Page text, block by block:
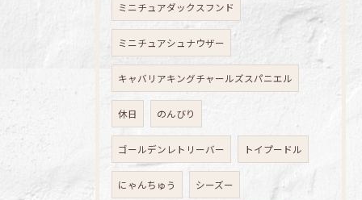
ミニチュアダックスフンド
ミニチュアシュナウザー
キャバリアキングチャールズスパニエル
休日 のんびり
ゴールデンレトリーバー トイプードル
にゃんちゅう シーズー